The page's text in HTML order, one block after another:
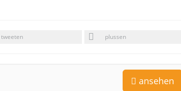
tweeten plussen
ansehen